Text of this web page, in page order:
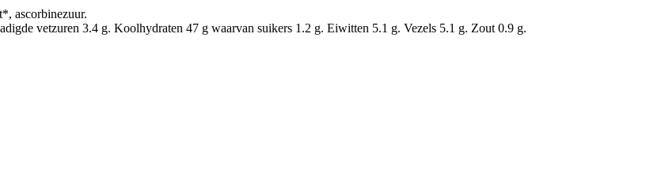
ascorbinezuur.
vetzuren 3.4 g. Koolhydraten 47 g waarvan suikers 1.2 g. Eiwitten 5.1 g. Vezels 5.1 g. Zout 0.9 g.